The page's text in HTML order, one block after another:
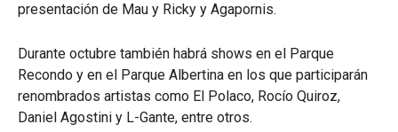
presentación de Mau y Ricky y Agapornis.
Durante octubre también habrá shows en el Parque
Recondo y en el Parque Albertina en los que participarán
renombrados artistas como El Polaco, Rocío Quiroz,
Daniel Agostini y L-Gante, entre otros.